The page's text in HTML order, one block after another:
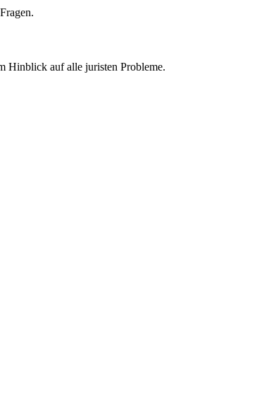
Hinblick auf alle juristen Probleme.